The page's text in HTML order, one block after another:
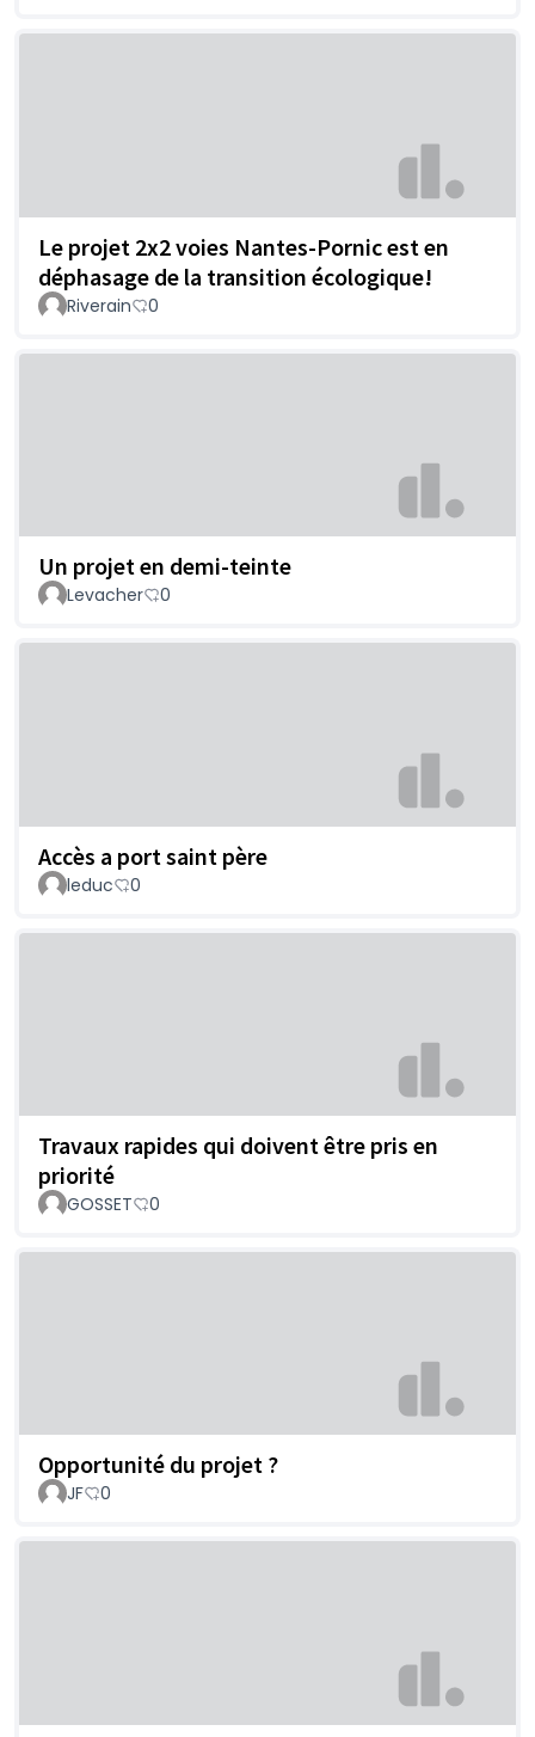
Le projet 2x2 voies Nantes-Pornic est en
déphasage de la transition écologique!
Riverain 0
Un projet en demi-teinte
Levacher 0
Accès a port saint père
leduc 0
Travaux rapides qui doivent être pris en
priorité
GOSSET 0
Opportunité du projet ?
JF 0